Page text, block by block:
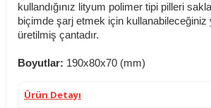
kullandığınız lityum polimer tipi pilleri
biçimde şarj etmek için
üretilmiş çantadır.
Boyutlar: 190x80x70 (mm)
Ürün Detayı